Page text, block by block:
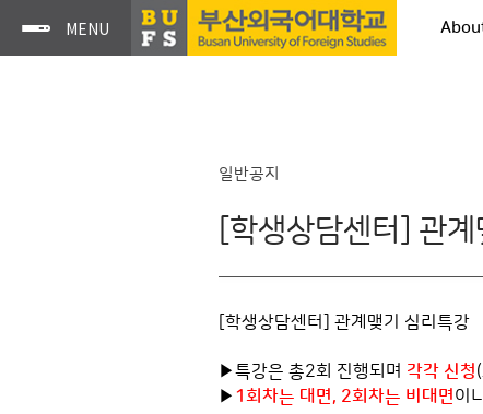
일반공지
[학생상담센터] 관
[학생상담센터] 관계맺기 심리특강
▶특강은 총2회 진행되며 각각 신청
▶ 1회차는 대면, 2회차는 비대면이